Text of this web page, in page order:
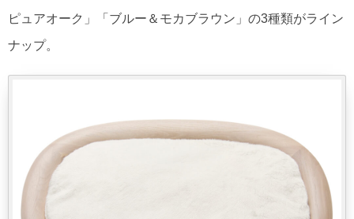
ピュアオーク」「ブルー＆モカブラウン」の3種類がライン
ナップ。